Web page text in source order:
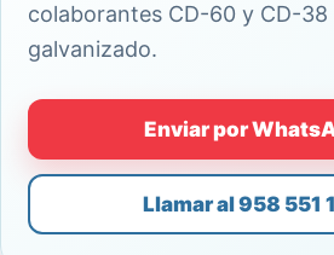
colaborantes CD-60 y CD-38
galvanizado.
Enviar por
Llamar al 958 551